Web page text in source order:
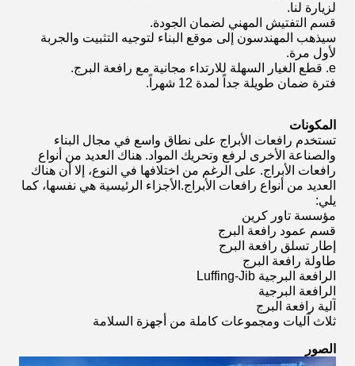
لزيارة لنا.
قسم التفتيش المهني لضمان الجودة.
سيذهب المهندسون إلى موقع البناء لتوجيه التثبيت والجربة
لأول مرة.
e. قطع الغيار السهلة للارتداء مجانية مع رافعة البرج.
فترة ضمان طويلة جداً لمدة 12 شهراً.
المكونات
تستخدم رافعات الأبراج على نطاق واسع في مجال البناء
والصناعة الأخرى لرفع وتحريك المواد. هناك العديد من أنواع
رافعات الأبراج. على الرغم من اختلافها في النوع، إلا أن هناك
العديد من أنواع رافعات الأبراج.الأجزاء الرئيسية هي نفسها، كما
يلي:
مؤسسة تاور كرين
قسم عمود رافعة البرج
إطار تسلق رافعة البرج
طاولة رافعة البرج
الرافعة البرجية Luffing-Jib
الرافعة البرجية
آلية رافعة البرج
ثلاث آليات ومجموعات كاملة من أجهزة السلامة
الصور